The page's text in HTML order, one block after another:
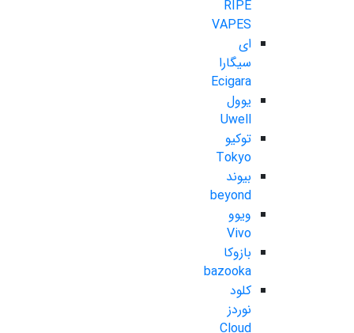
RIPE
VAPES
ای
سیگارا
Ecigara
یوول
Uwell
توکیو
Tokyo
بیوند
beyond
ویوو
Vivo
بازوکا
bazooka
کلود
نوردز
Cloud